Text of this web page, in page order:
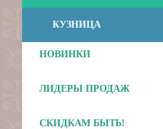
КУЗНИЦА
НОВИНКИ
ЛИДЕРЫ ПРОДАЖ
СКИДКАМ БЫТЬ!